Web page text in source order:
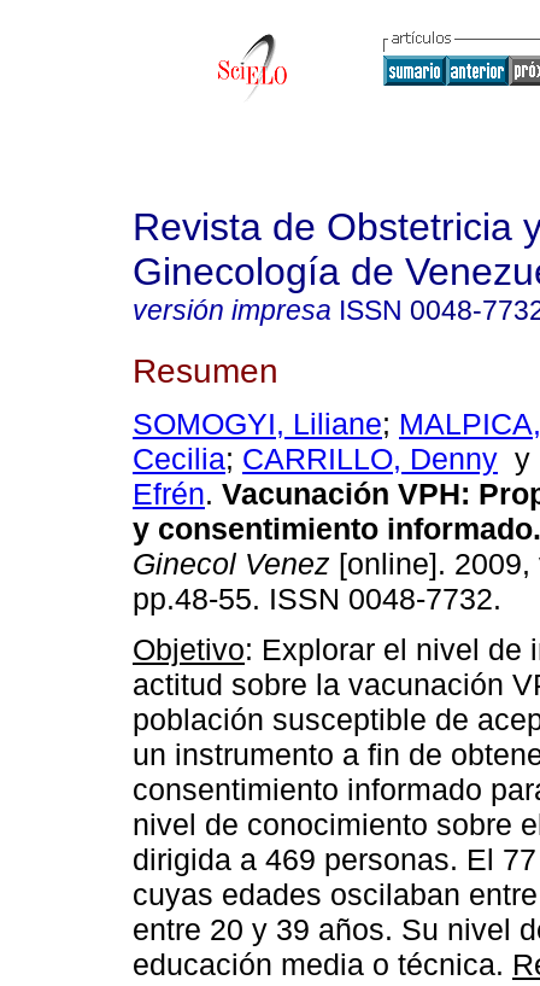
Revista de Obstetricia
Ginecología de
versión impresa ISSN 0048-
Resumen
SOMOGYI, Liliane;
Cecilia; CARRILLO, Denny
Efrén. Vacunación VPH:
y consentimiento informado.
Ginecol Venez [online].
pp.48-55. ISSN 0048-7732.
Objetivo: Explorar el nivel de
actitud sobre la vacunación
población susceptible de
un instrumento a fin de
consentimiento informado
nivel de conocimiento sobre
dirigida a 469 personas. El
cuyas edades oscilaban
entre 20 y 39 años. Su nivel
educación media o técnica.